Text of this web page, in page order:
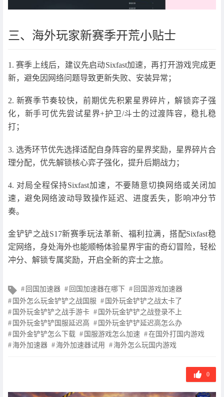
三、海外玩家新赛季开荒小贴士
1. 赛季上线后，建议先启动Sixfast加速，再打开游戏完成更
新，避免因网络问题导致更新失败、安装异常；
2. 新赛季节奏较快，前期优先积累星界碎片，解锁弈子强
化，新手可优先尝试星界+护卫/斗士的过渡阵容，稳扎稳
打；
3. 选秀环节优先选择适配自身阵容的星界奖励，星界碎片合
理分配，优先解锁核心弈子强化，提升后期战力；
4. 对局全程保持Sixfast加速，不要随意切换网络或关闭加
速，避免网络波动导致操作延迟、进度丢失，影响冲分节
奏。
金铲铲之战S17新赛季玩法革新、福利拉满，搭配Sixfast稳
定网络，身处海外也能顺畅体验星界宇宙的奇幻冒险，轻松
冲分、解锁专属奖励，开启全新的弈士之旅。
文
章
标
签
回国加速器 回国加速器在哪下
回国游戏加速器
国外怎么玩金铲铲之战国服
国外玩金铲铲之战太卡了
国外玩金铲铲之战手游卡
国外玩金铲铲之战登录不上
国外玩金铲铲国服延迟高
国外玩金铲铲延迟高怎么办
国外金铲铲怎么下载
国服游戏怎么加速
在国外打国内游戏
海外加速器
海外加速器试用 海外怎么玩国内游戏
0